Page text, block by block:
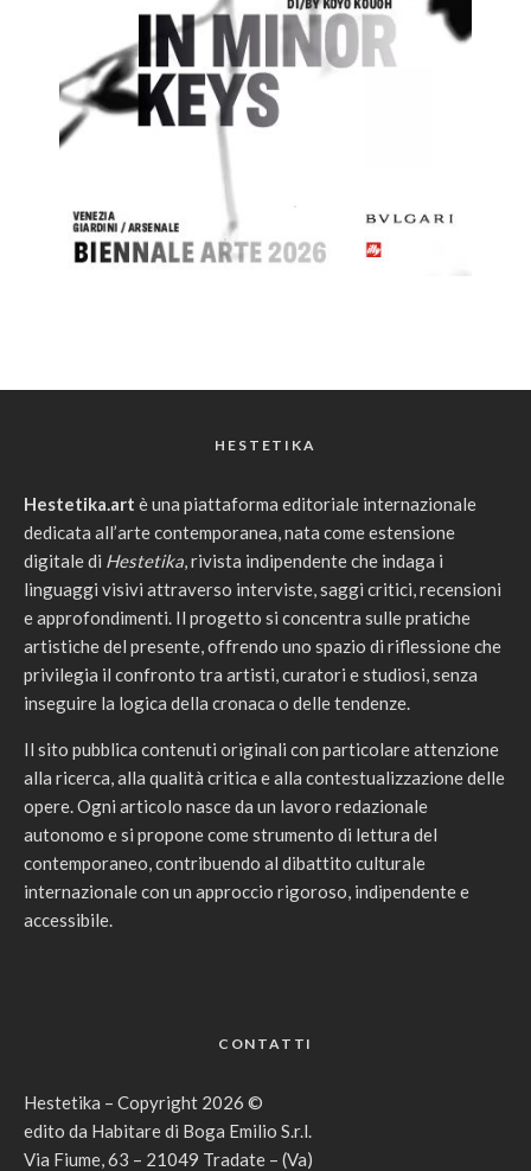
HESTETIKA
Hestetika.art è una piattaforma editoriale internazionale
dedicata all’arte contemporanea, nata come estensione
digitale di Hestetika , rivista indipendente che indaga i
linguaggi visivi attraverso interviste, saggi critici, recensioni
e approfondimenti. Il progetto si concentra sulle pratiche
artistiche del presente, offrendo uno spazio di riflessione che
privilegia il confronto tra artisti, curatori e studiosi, senza
inseguire la logica della cronaca o delle tendenze.
Il sito pubblica contenuti originali con particolare attenzione
alla ricerca, alla qualità critica e alla contestualizzazione delle
opere. Ogni articolo nasce da un lavoro redazionale
autonomo e si propone come strumento di lettura del
contemporaneo, contribuendo al dibattito culturale
internazionale con un approccio rigoroso, indipendente e
accessibile.
CONTATTI
Hestetika – Copyright 2026 ©
edito da Habitare di Boga Emilio S.r.l.
Via Fiume, 63 – 21049 Tradate – (Va)